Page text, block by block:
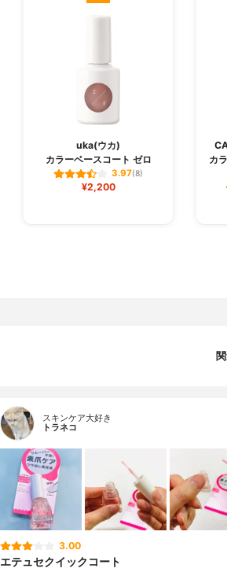
uka(ウカ)
カラーベースコート ゼロ
3.97(8)
¥2,200
カ
スキンケア大好き
トラネコ
3.00
エテュセクイックコート